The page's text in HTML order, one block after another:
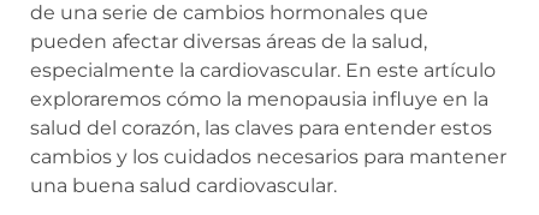
de una serie de cambios hormonales que
pueden afectar diversas áreas de la salud,
especialmente la cardiovascular. En este artículo
exploraremos cómo la menopausia influye en la
salud del corazón, las claves para entender estos
cambios y los cuidados necesarios para mantener
una buena salud cardiovascular.